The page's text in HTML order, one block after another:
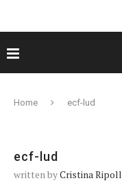
Home ecf-lud
ecf-lud
written byCristina Ripoll